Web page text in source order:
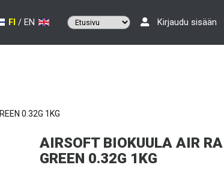
FI/ EN Kirjaudu sisään
0.32G 1KG
AIRSOFT BIOKUULA AIR
GREEN 0.32G 1KG